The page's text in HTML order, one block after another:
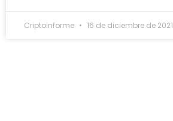
Criptoinforme 16 de diciembre de 2021